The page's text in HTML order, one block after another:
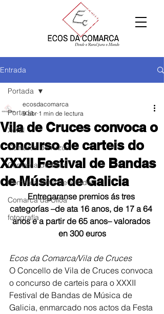
Entrada
Portada
Xeral
Comarca de Arzúa
Comarca de Deza
Comarca Terra de Melide
Comarca da Ulloa
fotografía
Portada
Vila de Cruces convoca o
concurso de carteis do
XXXII Festival de Bandas
de Música de Galicia
ecosdacomarca
9 abr 1 min de lectura
Entregaranse premios ás tres
categorías –de ata 16 anos, de 17 a 64
anos e a partir de 65 anos– valorados
en 300 euros
Ecos da Comarca/Vila de Cruces
O Concello de Vila de Cruces convoca
o concurso de carteis para o XXXII
Festival de Bandas de Música de
Galicia, enmarcado nos actos da Festa